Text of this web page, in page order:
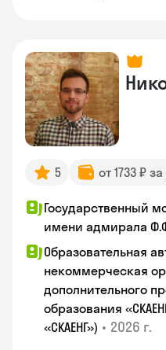
5 от 1733 ₽
Государственный
имени адмирала
Образовательная
некоммерческая
дополнительного
образования
«СКАЕНГ») • 2026 г.